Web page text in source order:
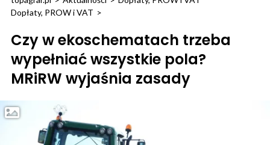
Dopłaty, PROW i VAT >
Czy w ekoschematach trzeba
wypełniać wszystkie pola?
MRiRW wyjaśnia zasady